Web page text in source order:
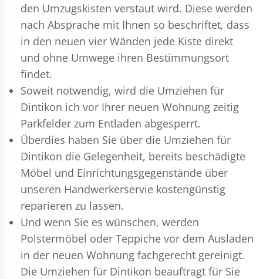
den Umzugskisten verstaut wird. Diese werden
nach Absprache mit Ihnen so beschriftet, dass
in den neuen vier Wänden jede Kiste direkt
und ohne Umwege ihren Bestimmungsort
findet.
Soweit notwendig, wird die Umziehen für
Dintikon ich vor Ihrer neuen Wohnung zeitig
Parkfelder zum Entladen abgesperrt.
Überdies haben Sie über die Umziehen für
Dintikon die Gelegenheit, bereits beschädigte
Möbel und Einrichtungsgegenstände über
unseren Handwerkerservie kostengünstig
reparieren zu lassen.
Und wenn Sie es wünschen, werden
Polstermöbel oder Teppiche vor dem Ausladen
in der neuen Wohnung fachgerecht gereinigt.
Die Umziehen für Dintikon beauftragt für Sie